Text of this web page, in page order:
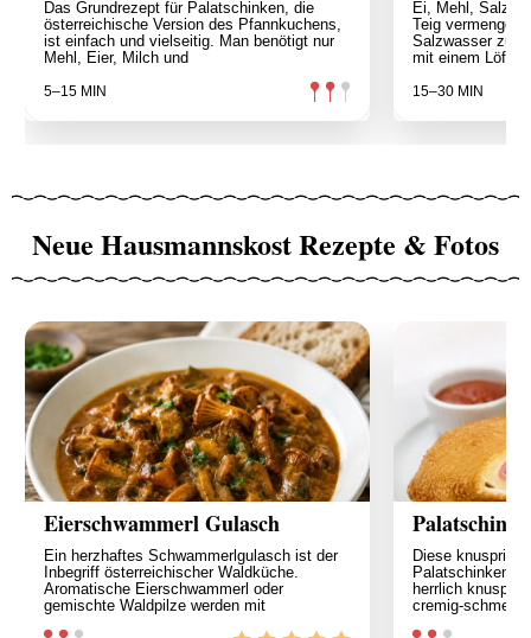
Das Grundrezept für Palatschinken, die
österreichische Version des Pfannkuchens,
ist einfach und vielseitig. Man benötigt nur
Mehl, Eier, Milch und
5–15 MIN
Ei, Mehl, Salz
Teig
Salzwasser zum
mit einem Löffel
15–30 MIN
Neue Hausmannskost Rezepte & Fotos
Eierschwammerl Gulasch
Ein herzhaftes Schwammerlgulasch ist der
Inbegriff österreichischer Waldküche.
Aromatische Eierschwammerl oder
gemischte Waldpilze werden mit
Diese
Palatschinken
herrlich
cremig-